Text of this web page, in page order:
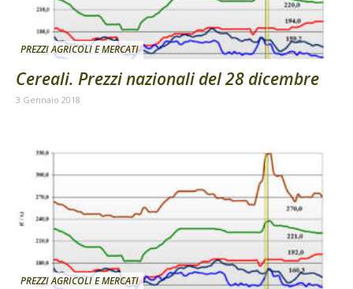
PREZZI AGRICOLI E MERCATI
Cereali. Prezzi nazionali del 28 dicembre
3 Gennaio 2018
PREZZI AGRICOLI E MERCATI